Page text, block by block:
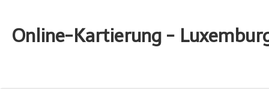
Online-Kartierung -